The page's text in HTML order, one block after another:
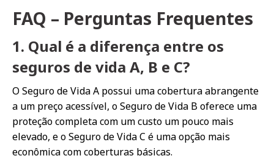
FAQ – Perguntas Frequentes
1. Qual é a diferença entre os
seguros de vida A, B e C?
O Seguro de Vida A possui uma cobertura abrangente
a um preço acessível, o Seguro de Vida B oferece uma
proteção completa com um custo um pouco mais
elevado, e o Seguro de Vida C é uma opção mais
econômica com coberturas básicas.